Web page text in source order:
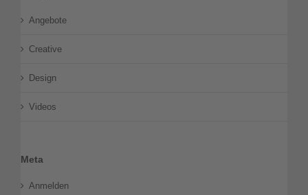
Angebote
Creative
Design
Videos
Meta
Anmelden